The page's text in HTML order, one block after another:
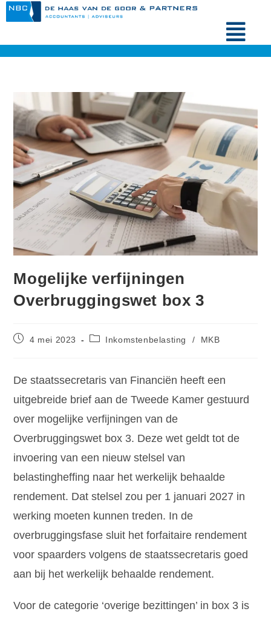
Mogelijke verfijningen
Overbruggingswet box 3
4 mei 2023 Inkomstenbelasting / MKB
De staatssecretaris van Financiën heeft een
uitgebreide brief aan de Tweede Kamer gestuurd
over mogelijke verfijningen van de
Overbruggingswet box 3. Deze wet geldt tot de
invoering van een nieuw stelsel van
belastingheffing naar het werkelijk behaalde
rendement. Dat stelsel zou per 1 januari 2027 in
werking moeten kunnen treden. In de
overbruggingsfase sluit het forfaitaire rendement
voor spaarders volgens de staatssecretaris goed
aan bij het werkelijk behaalde rendement.
Voor de categorie ‘overige bezittingen’ in box 3 is